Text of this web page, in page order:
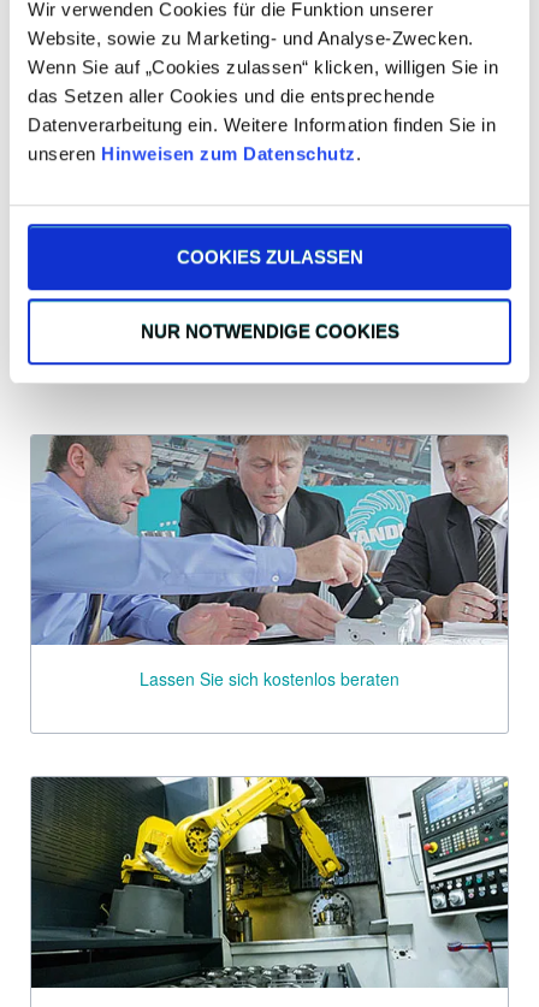
Wir verwenden Cookies für die Funktion unserer
Website, sowie zu Marketing- und Analyse-Zwecken.
Wenn Sie auf „Cookies zulassen“ klicken, willigen Sie in
das Setzen aller Cookies und die entsprechende
Datenverarbeitung ein. Weitere Information finden Sie in
unseren Hinweisen zum Datenschutz.
COOKIES ZULASSEN
NUR NOTWENDIGE COOKIES
Neues Rüstvorbereitungszentrum
bei TANDLER
Erweiterung unseres Maschinenparks mit Geräten von
Rüstvorbereitungszentrum
bei
TANDLER
Seite 1 von 10
3 4 5 6 7
Vorwärts
Ende
Lassen Sie sich kostenlos beraten